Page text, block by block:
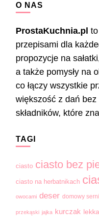
O NAS
ProstaKuchnia.pl
przepisami dla
propozycje na
a także pomysły na
co łączy wszystkie
większość z dań
składników, które
TAGI
ciasto ciasto bez
ciasto na herbatnikach
owocami deser domowy
przekąski jajka kurczak